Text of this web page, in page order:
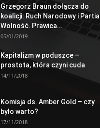
Grzegorz Braun dołącza do
koalicji: Ruch Narodowy i Partia
Wolność. Prawica...
05/01/2019
Kapitalizm w poduszce –
prostota, która czyni cuda
14/11/2018
Komisja ds. Amber Gold – czy
było warto?
17/11/2018